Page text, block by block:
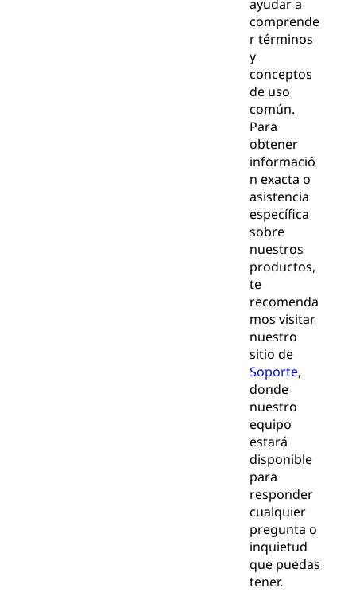
ayudar a
comprende
r términos
y
conceptos
de uso
común.
Para
obtener
informació
n exacta o
asistencia
específica
sobre
nuestros
productos,
te
recomenda
mos visitar
nuestro
sitio de
Soporte,
donde
nuestro
equipo
estará
disponible
para
responder
cualquier
pregunta o
inquietud
que puedas
tener.